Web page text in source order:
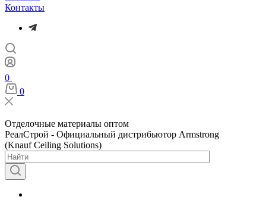
Контакты
0
0
Отделочные материалы оптом
РеалСтрой - Официальный дистрибьютор Armstrong
(Knauf Ceiling Solutions)